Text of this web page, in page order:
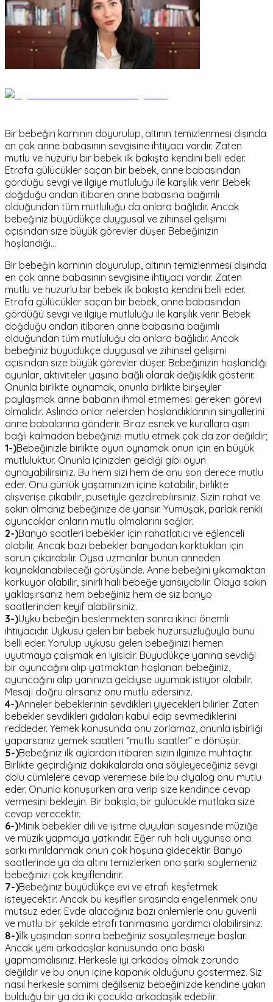
Bir bebeğin karnının doyurulup, altının temizlenmesi dışında
en çok anne babasının sevgisine ihtiyacı vardır. Zaten
mutlu ve huzurlu bir bebek ilk bakışta kendini belli eder.
Etrafa gülücükler saçan bir bebek, anne babasından
gördüğü sevgi ve ilgiye mutluluğu ile karşılık verir. Bebek
doğduğu andan itibaren anne babasına bağımlı
olduğundan tüm mutluluğu da onlara bağlıdır. Ancak
bebeğiniz büyüdükçe duygusal ve zihinsel gelişimi
açısından size büyük görevler düşer. Bebeğinizin
hoşlandığı…
Bir bebeğin karnının doyurulup, altının temizlenmesi dışında
en çok anne babasının sevgisine ihtiyacı vardır. Zaten
mutlu ve huzurlu bir bebek ilk bakışta kendini belli eder.
Etrafa gülücükler saçan bir bebek, anne babasından
gördüğü sevgi ve ilgiye mutluluğu ile karşılık verir. Bebek
doğduğu andan itibaren anne babasına bağımlı
olduğundan tüm mutluluğu da onlara bağlıdır. Ancak
bebeğiniz büyüdükçe duygusal ve zihinsel gelişimi
açısından size büyük görevler düşer. Bebeğinizin hoşlandığı
oyunlar, aktiviteler yaşına bağlı olarak değişiklik gösterir.
Onunla birlikte oynamak, onunla birlikte birşeyler
paylaşmak anne babanın ihmal etmemesi gereken görevi
olmalıdır. Aslında onlar nelerden hoşlandıklarının sinyallerini
anne babalarına gönderir. Biraz esnek ve kurallara aşırı
bağlı kalmadan bebeğinizi mutlu etmek çok da zor değildir;
1-)Bebeğinizle birlikte oyun oynamak onun için en büyük
mutluluktur. Onunla içinizden geldiği gibi oyun
oynayabilirsiniz. Bu hem sizi hem de onu son derece mutlu
eder. Onu günlük yaşamınızın içine katabilir, birlikte
alışverişe çıkabilir, pusetiyle gezdirebilirsiniz. Sizin rahat ve
sakin olmanız bebeğinize de yansır. Yumuşak, parlak renkli
oyuncaklar onların mutlu olmalarını sağlar.
2-)Banyo saatleri bebekler için rahatlatıcı ve eğlenceli
olabilir. Ancak bazı bebekler banyodan korktukları için
sorun çıkarabilir. Oysa uzmanlar bunun anneden
kaynaklanabileceği görüşünde. Anne bebeğini yıkamaktan
korkuyor olabilir, sinirli hali bebeğe yansıyabilir. Olaya sakin
yaklaşırsanız hem bebeğiniz hem de siz banyo
saatlerinden keyif alabilirsiniz.
3-)Uyku bebeğin beslenmekten sonra ikinci önemli
ihtiyacıdır. Uykusu gelen bir bebek huzursuzluğuyla bunu
belli eder. Yorulup uykusu gelen bebeğinizi hemen
uyutmaya çalışmak en iyisidir. Büyüdükçe yanına sevdiği
bir oyuncağını alıp yatmaktan hoşlanan bebeğiniz,
oyuncağını alıp yanınıza geldiyse uyumak istiyor olabilir.
Mesajı doğru alırsanız onu mutlu edersiniz.
4-)Anneler bebeklerinin sevdikleri yiyecekleri bilirler. Zaten
bebekler sevdikleri gıdaları kabul edip sevmediklerini
reddeder. Yemek konusunda onu zorlamaz, onunla işbirliği
yaparsanız yemek saatleri “mutlu saatler” e dönüşür.
5-)Bebeğiniz ilk aylardan itibaren sizin ilginize muhtaçtır.
Birlikte geçirdiğiniz dakikalarda ona söyleyeceğiniz sevgi
dolu cümlelere cevap veremese bile bu diyalog onu mutlu
eder. Onunla konuşurken ara verip size kendince cevap
vermesini bekleyin. Bir bakışla, bir gülücükle mutlaka size
cevap verecektir.
6-)Minik bebekler dili ve işitme duyuları sayesinde müziğe
ve müzik yapmaya yatkındır. Eğer ruh hali uygunsa ona
şarkı mırıldanmak onun çok hoşuna gidecektir. Banyo
saatlerinde ya da altını temizlerken ona şarkı söylemeniz
bebeğinizi çok keyiflendirir.
7-)Bebeğiniz büyüdükçe evi ve etrafı keşfetmek
isteyecektir. Ancak bu keşifler sırasında engellenmek onu
mutsuz eder. Evde alacağınız bazı önlemlerle onu güvenli
ve mutlu bir şekilde etrafı tanımasına yardımcı olabilirsiniz.
8-)İlk yaşından sonra bebeğiniz sosyalleşmeye başlar.
Ancak yeni arkadaşlar konusunda ona baskı
yapmamalısınız. Herkesle iyi arkadaş olmak zorunda
değildir ve bu onun içine kapanık olduğunu göstermez. Siz
nasıl herkesle samimi değilseniz bebeğinizde kendine yakın
bulduğu bir ya da iki çocukla arkadaşlık edebilir.